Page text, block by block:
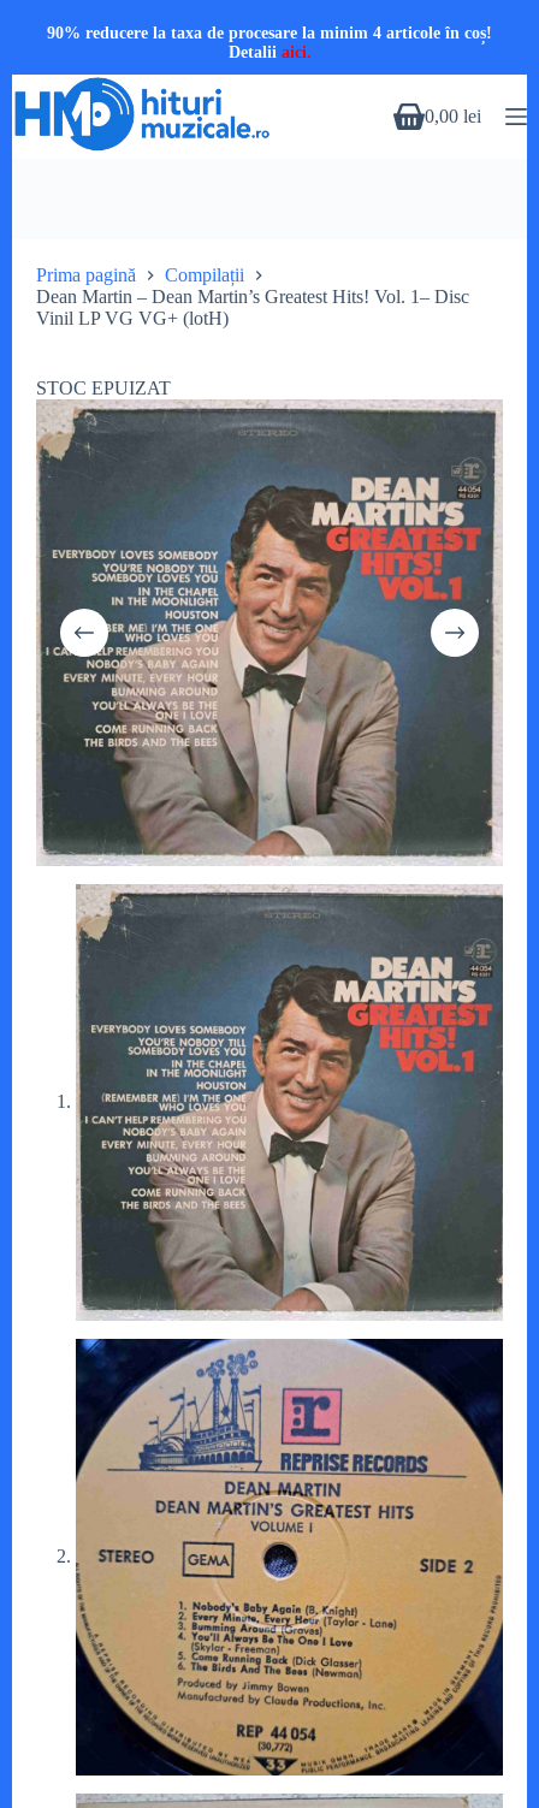
90% reducere la taxa de procesare la minim 4 articole în coș!
Detalii aici.
conținut
Coș0,00 lei
Prima pagină
Compilații
Dean Martin – Dean Martin’s Greatest Hits! Vol. 1– Disc
Vinil LP VG VG+ (lotH)
STOC EPUIZAT